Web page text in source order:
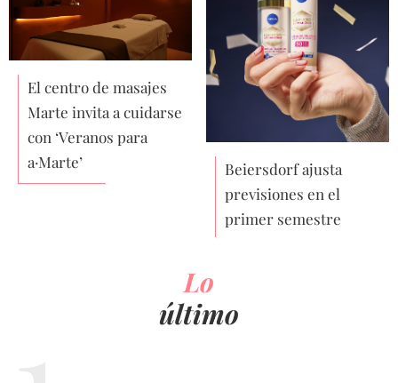
El centro de masajes
Marte invita a cuidarse
con ‘Veranos para
a·Marte’
Beiersdorf ajusta
previsiones en el
primer semestre
Lo
último